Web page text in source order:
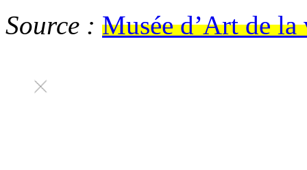
Source : Musée d’Art de